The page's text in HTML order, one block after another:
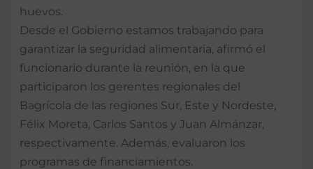
huevos.
Desde el Gobierno estamos trabajando para
garantizar la seguridad alimentaria, afirmó el
funcionario durante la reunión, en la que
participaron los gerentes regionales del
Bagrícola de las regiones Sur, Este y Nordeste,
Félix Moreta, Carlos Santos y Juan Almánzar,
respectivamente. Además, evaluaron los
programas de financiamientos.